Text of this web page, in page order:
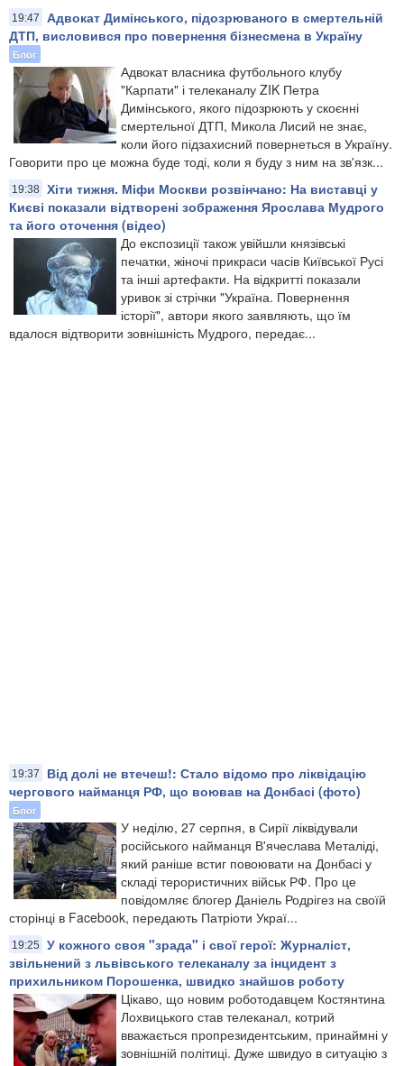
19:47
Адвокат Димінського, підозрюваного в смертельній
ДТП, висловився про повернення бізнесмена в Україну
Блог
Адвокат власника футбольного клубу
"Карпати" і телеканалу ZIK Петра
Димінського, якого підозрюють у скоєнні
смертельної ДТП, Микола Лисий не знає,
коли його підзахисний повернеться в Україну.
Говорити про це можна буде тоді, коли я буду з ним на зв'язк...
19:38 Хіти тижня. Міфи Москви розвінчано: На виставці у
Києві показали відтворені зображення Ярослава Мудрого
та його оточення (відео)
До експозиції також увійшли князівські
печатки, жіночі прикраси часів Київської Русі
та інші артефакти. На відкритті показали
уривок зі стрічки "Україна. Повернення
історії", автори якого заявляють, що їм
вдалося відтворити зовнішність Мудрого, передає...
19:37
Від долі не втечеш!: Стало відомо про ліквідацію
чергового найманця РФ, що воював на Донбасі (фото)
Блог
У неділю, 27 серпня, в Сирії ліквідували
російського найманця В'ячеслава Металіді,
який раніше встиг повоювати на Донбасі у
складі терористичних військ РФ. Про це
повідомляє блогер Даніель Родрігез на своїй
сторінці в Facebook, передають Патріоти Украї...
19:25
​У кожного своя "зрада" і свої герої: Журналіст,
звільнений з львівського телеканалу за інцидент з
прихильником Порошенка, швидко знайшов роботу
Цікаво, що новим роботодавцем Костянтина
Лохвицького став телеканал, котрий
вважається пропрезидентським, принаймні у
зовнішній політиці. Дуже швидуо в ситуацію з